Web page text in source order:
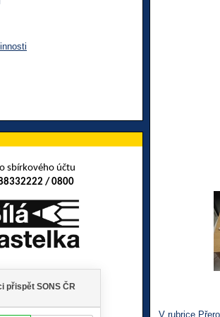
V rubrice
sbírkového účtu
/ 0800